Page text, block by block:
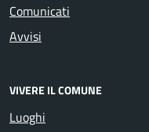
Comunicati
Avvisi
VIVERE IL COMUNE
Luoghi